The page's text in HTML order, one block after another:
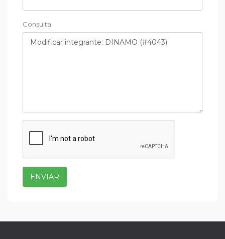
Consulta
ENVIAR